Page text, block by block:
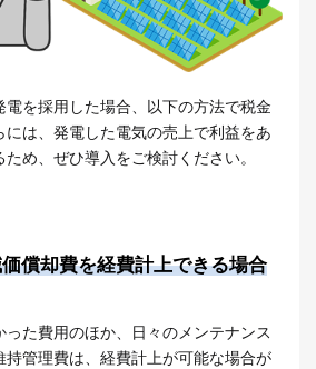
を採用した場合、以下の方法で税金
は、発電した電気の売上で利益をあ
め、ぜひ導入をご検討ください。
償却費を経費計上できる場合
った費用のほか、日々のメンテナンス
持管理費は、経費計上が可能な場合が